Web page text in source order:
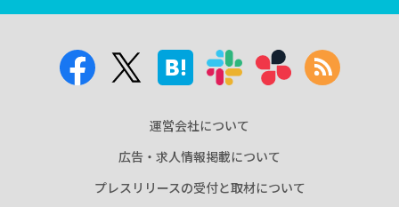
運営会社について
広告・求人情報掲載について
プレスリリースの受付と取材について